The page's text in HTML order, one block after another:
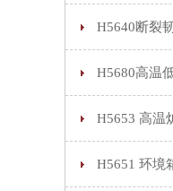
H5640断裂
H5680高温
H5653 高温
H5651 环境